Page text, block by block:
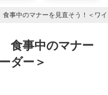
事中のマナーを見直そう！＜ワイ
食事中のマナー
ダー＞